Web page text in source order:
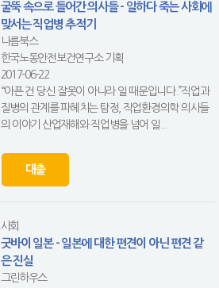
굴뚝 속으로 들어간 의사들 - 일하다 죽는 사회에
맞서는 직업병 추적기
나름북스
한국노동안전보건연구소 기획
2017-06-22
“아픈 건 당신 잘못이 아니라 일 때문입니다.”직업과
질병의 관계를 파헤치는 탐정, 직업환경의학 의사들
의 이야기 산업재해와 직업병을 넘어 일...
대출
사회
굿바이 일본 - 일본에 대한 편견이 아닌 편견 같
은 진실
그린하우스